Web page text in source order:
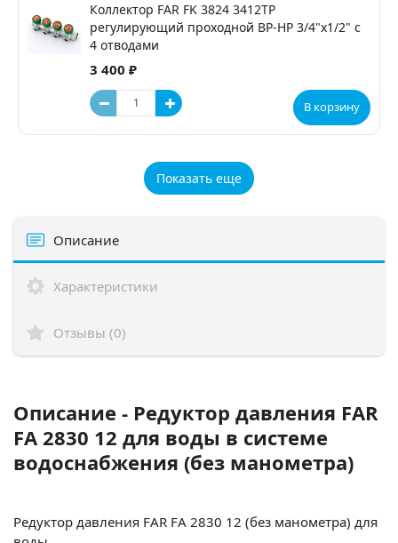
Коллектор FAR FK 3824 3412TP
регулирующий проходной ВР-НР 3/4"х1/2" с
4 отводами
3 400 ₽
В корзину
Показать еще
Описание
Характеристики
Отзывы (0)
Описание - Редуктор давления FAR
FA 2830 12 для воды в системе
водоснабжения (без манометра)
Редуктор давления FAR FA 2830 12 (без манометра) для